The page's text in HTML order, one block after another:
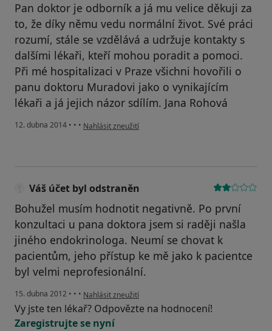
Pan doktor je odborník a já mu velice děkuji za
to, že díky němu vedu normální život. Své práci
rozumí, stále se vzdělává a udržuje kontakty s
dalšími lékaři, kteří mohou poradit a pomoci.
Při mé hospitalizaci v Praze všichni hovořili o
panu doktoru Muradovi jako o vynikajícím
lékaři a já jejich názor sdílím. Jana Rohová
12. dubna 2014 • • • podle názoru uživatele Váš účet byl odstraněn
Nahlásit zneužití
Váš účet byl odstraněn
Bohužel musím hodnotit negativně. Po první
konzultaci u pana doktora jsem si raději našla
jiného endokrinologa. Neumí se chovat k
pacientům, jeho přístup ke mě jako k pacientce
byl velmi neprofesionální.
15. dubna 2012 • • • podle názoru uživatele Váš účet byl odstraněn
Nahlásit zneužití
Vy jste ten lékař? Odpovězte na hodnocení!
Zaregistrujte se nyní